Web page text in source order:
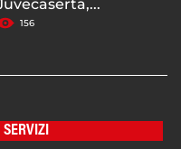
156
SERVIZI